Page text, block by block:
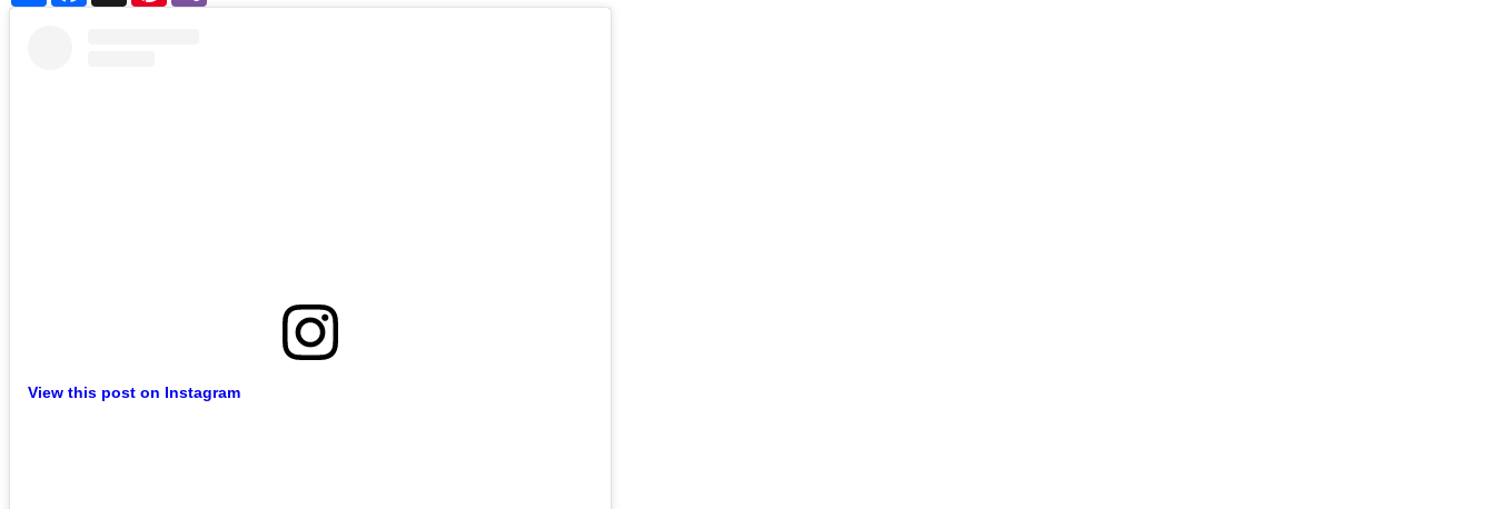
View this post on Instagram